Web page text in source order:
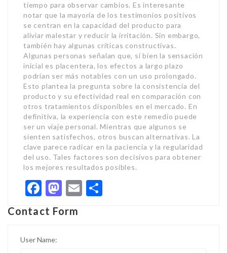
tiempo para observar cambios. Es interesante
notar que la mayoría de los testimonios positivos
se centran en la capacidad del producto para
aliviar malestar y reducir la irritación. Sin embargo,
también hay algunas críticas constructivas.
Algunas personas señalan que, si bien la sensación
inicial es placentera, los efectos a largo plazo
podrían ser más notables con un uso prolongado.
Esto plantea la pregunta sobre la consistencia del
producto y su efectividad real en comparación con
otros tratamientos disponibles en el mercado. En
definitiva, la experiencia con este remedio puede
ser un viaje personal. Mientras que algunos se
sienten satisfechos, otros buscan alternativas. La
clave parece radicar en la paciencia y la regularidad
del uso. Tales factores son decisivos para obtener
los mejores resultados posibles.
Facebook
Mastodon
Email
Contact Form
User Name: